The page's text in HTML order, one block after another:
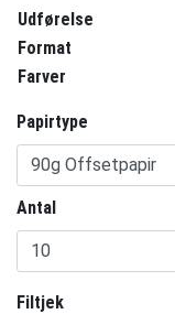
Udførelse
Format
Farver
Papirtype
Antal
Filtjek